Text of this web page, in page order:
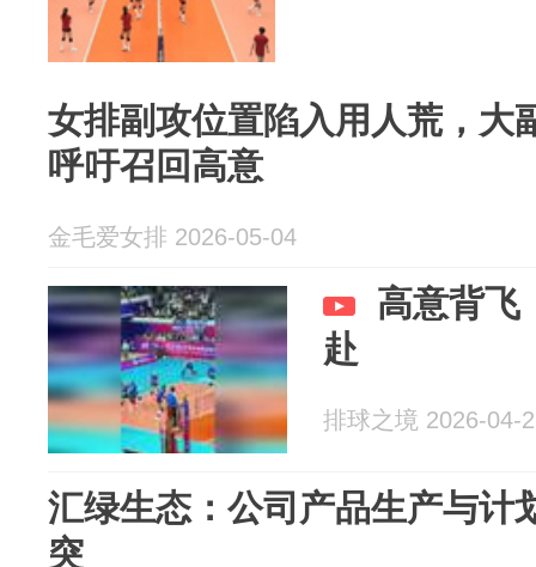
女排副攻位置陷入用人荒，大
呼吁召回高意
金毛爱女排 2026-05-04
高意背飞
赴
排球之境 2026-04-
汇绿生态：公司产品生产与计
突